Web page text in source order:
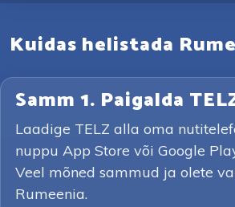
Kuidas helistada
Samm 1. Paigalda
Laadige TELZ alla oma
nuppu App Store või Google
Veel mõned sammud ja olete
Rumeenia.